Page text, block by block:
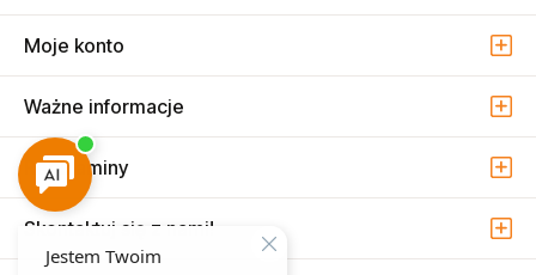
Moje konto
Ważne informacje
Regulaminy
Skontaktuj się z nami!